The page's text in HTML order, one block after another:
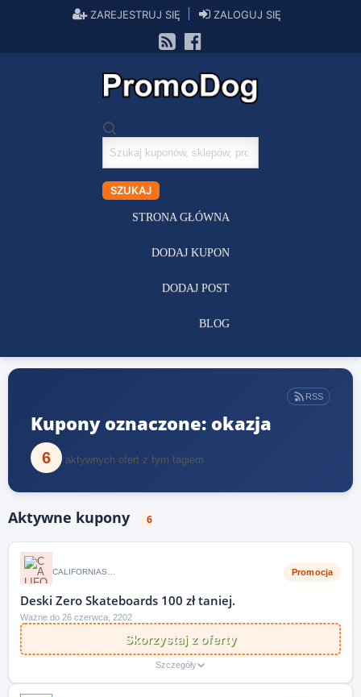
ZAREJESTRUJ SIĘ ZALOGUJ SIĘ
Szukaj
kuponów
SZUKAJ
STRONA GŁÓWNA
DODAJ KUPON
DODAJ POST
BLOG
RSS
Kupony oznaczone: okazja
6 aktywnych ofert z tym tagiem
Aktywne kupony 6
Promocja
Deski Zero Skateboards 100 zł taniej.
Ważne do 26 czerwca, 2202
Skorzystaj z oferty
Szczegóły